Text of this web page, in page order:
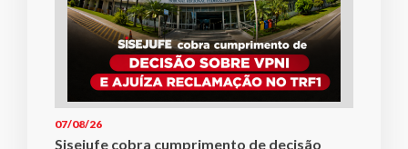
07/08/26
Sisejufe cobra cumprimento de decisão